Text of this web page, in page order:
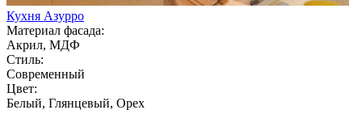
Кухня Азурро
Материал фасада:
Акрил, МДФ
Стиль:
Современный
Цвет:
Белый, Глянцевый, Орех